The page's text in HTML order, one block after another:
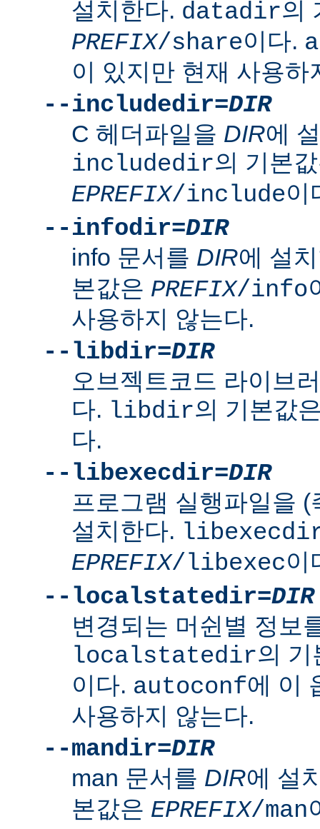
설치한다. datadir의
PREFIX/share이다.
이 있지만 현재 사용하
--includedir=DIR
C 헤더파일을 DIR에
includedir의 기본
EPREFIX/include이
--infodir=DIR
info 문서를 DIR에 설
본값은 PREFIX/info
사용하지 않는다.
--libdir=DIR
오브젝트코드 라이브
다. libdir의 기본값
다.
--libexecdir=DIR
프로그램 실행파일을
설치한다.
EPREFIX/libexec이
--localstatedir=DIR
변경되는 머쉰별 정보
localstatedir의
이다. autoconf에 이
사용하지 않는다.
--mandir=DIR
man 문서를 DIR에 설
본값은 EPREFIX/man